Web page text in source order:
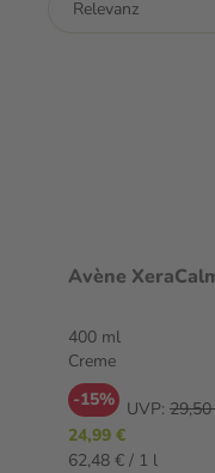
400 ml
Creme
-15% UVP:
24,99 €
62,48 € / 1 l